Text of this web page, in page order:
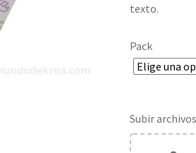
texto.
Pack
Subir archivos